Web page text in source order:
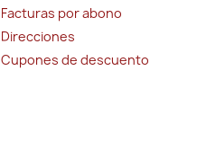
Facturas por abono
Direcciones
Cupones de descuento